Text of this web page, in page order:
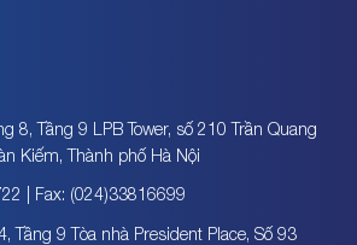
8, Tầng 9 LPB Tower, số 210 Trần Quang
Kiếm, Thành phố Hà Nội
| Fax: (024)33816699
Tầng 9 Tòa nhà President Place, Số 93